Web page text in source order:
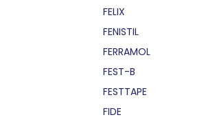
FELIX
FENISTIL
FERRAMOL
FEST-B
FESTTAPE
FIDE